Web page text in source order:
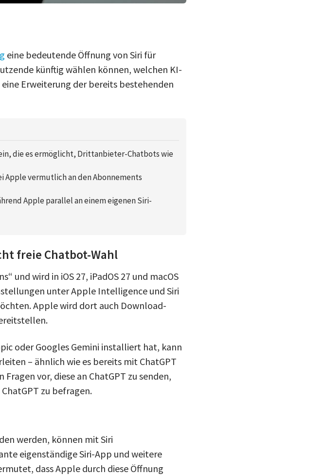
eine bedeutende Öffnung von Siri für
künftig wählen können, welchen KI-
Erweiterung der bereits bestehenden
die es ermöglicht, Drittanbieter-Chatbots wie
vermutlich an den Abonnements
Apple parallel an einem eigenen Siri-
freie Chatbot-Wahl
und wird in iOS 27, iPadOS 27 und macOS
unter Apple Intelligence und Siri
Apple wird dort auch Download-
oder Googles Gemini installiert hat, kann
– ähnlich wie es bereits mit ChatGPT
vor, diese an ChatGPT zu senden,
zu befragen.
werden, können mit Siri
eigenständige Siri-App und weitere
dass Apple durch diese Öffnung